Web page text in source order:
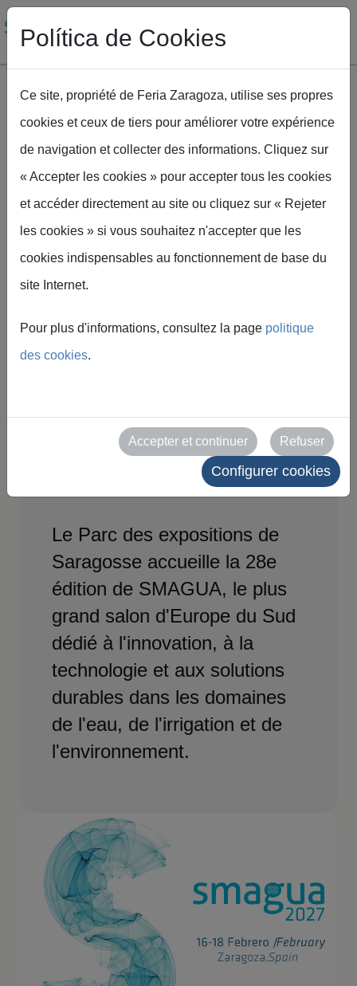
Aller au contenu principal
Fil d'Ariane
SMAGUA, LA
GRANDE
TECHNOLOGI
QUE
Le Parc des expositions de
Saragosse accueille la 28e
édition de SMAGUA, le plus
grand salon d'Europe du Sud
dédié à l'innovation, à la
technologie et aux solutions
durables dans les domaines
de l'eau, de l'irrigation et de
l'environnement.
Política de Cookies
Ce site, propriété de Feria Zaragoza, utilise ses propres
cookies et ceux de tiers pour améliorer votre expérience
de navigation et collecter des informations. Cliquez sur
« Accepter les cookies » pour accepter tous les cookies
et accéder directement au site ou cliquez sur « Rejeter
les cookies » si vous souhaitez n'accepter que les
cookies indispensables au fonctionnement de base du
site Internet.
Pour plus d'informations, consultez la page politique
des cookies.
Accepter et continuer Refuser
Configurer cookies